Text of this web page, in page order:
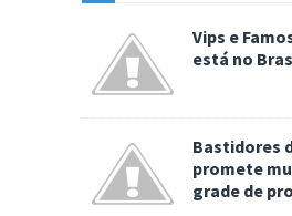
Vips e
está no
Bastidores
promete
grade de